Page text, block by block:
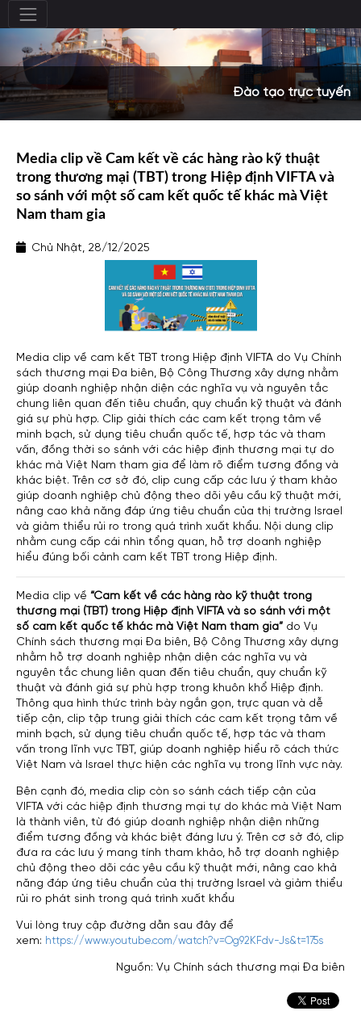
Đào tạo trực tuyến
Media clip về Cam kết về các hàng rào kỹ thuật
trong thương mại (TBT) trong Hiệp định VIFTA và
so sánh với một số cam kết quốc tế khác mà Việt
Nam tham gia
Chủ Nhật, 28/12/2025
Media clip về cam kết TBT trong Hiệp định VIFTA do Vụ Chính
sách thương mại Đa biên, Bộ Công Thương xây dựng nhằm
giúp doanh nghiệp nhận diện các nghĩa vụ và nguyên tắc
chung liên quan đến tiêu chuẩn, quy chuẩn kỹ thuật và đánh
giá sự phù hợp. Clip giải thích các cam kết trọng tâm về
minh bạch, sử dụng tiêu chuẩn quốc tế, hợp tác và tham
vấn, đồng thời so sánh với các hiệp định thương mại tự do
khác mà Việt Nam tham gia để làm rõ điểm tương đồng và
khác biệt. Trên cơ sở đó, clip cung cấp các lưu ý tham khảo
giúp doanh nghiệp chủ động theo dõi yêu cầu kỹ thuật mới,
nâng cao khả năng đáp ứng tiêu chuẩn của thị trường Israel
và giảm thiểu rủi ro trong quá trình xuất khẩu. Nội dung clip
nhằm cung cấp cái nhìn tổng quan, hỗ trợ doanh nghiệp
hiểu đúng bối cảnh cam kết TBT trong Hiệp định.
Media clip về “Cam kết về các hàng rào kỹ thuật trong
thương mại (TBT) trong Hiệp định VIFTA và so sánh với một
số cam kết quốc tế khác mà Việt Nam tham gia” do Vụ
Chính sách thương mại Đa biên, Bộ Công Thương xây dựng
nhằm hỗ trợ doanh nghiệp nhận diện các nghĩa vụ và
nguyên tắc chung liên quan đến tiêu chuẩn, quy chuẩn kỹ
thuật và đánh giá sự phù hợp trong khuôn khổ Hiệp định.
Thông qua hình thức trình bày ngắn gọn, trực quan và dễ
tiếp cận, clip tập trung giải thích các cam kết trọng tâm về
minh bạch, sử dụng tiêu chuẩn quốc tế, hợp tác và tham
vấn trong lĩnh vực TBT, giúp doanh nghiệp hiểu rõ cách thức
Việt Nam và Israel thực hiện các nghĩa vụ trong lĩnh vực này.
Bên cạnh đó, media clip còn so sánh cách tiếp cận của
VIFTA với các hiệp định thương mại tự do khác mà Việt Nam
là thành viên, từ đó giúp doanh nghiệp nhận diện những
điểm tương đồng và khác biệt đáng lưu ý. Trên cơ sở đó, clip
đưa ra các lưu ý mang tính tham khảo, hỗ trợ doanh nghiệp
chủ động theo dõi các yêu cầu kỹ thuật mới, nâng cao khả
năng đáp ứng tiêu chuẩn của thị trường Israel và giảm thiểu
rủi ro phát sinh trong quá trình xuất khẩu
Vui lòng truy cập đường dẫn sau đây để
xem: https://www.youtube.com/watch?v=Og92KFdv-Js&t=175s
Nguồn: Vụ Chính sách thương mại Đa biên